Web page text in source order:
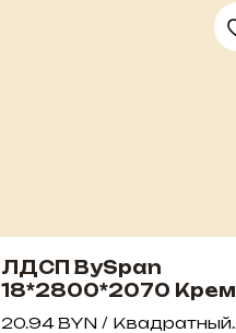
ЛДСП BySpan
18*2800*2070 Крем
627 PE
20.94 BYN / Квадратный